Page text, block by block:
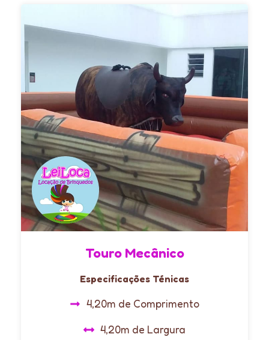
Touro Mecânico
Especificações Ténicas
4,20m de Comprimento
4,20m de Largura